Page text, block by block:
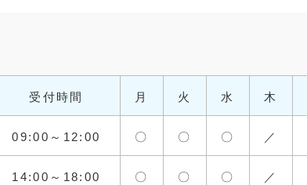
受付時間 月 火 水 木
09:00～12:00 〇 〇 〇 ／
14:00～18:00 〇 〇 〇 ／